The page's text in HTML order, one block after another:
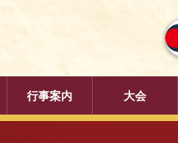
行事案内 大会